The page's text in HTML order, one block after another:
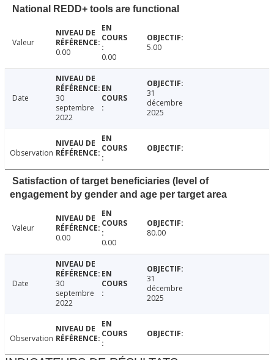
National REDD+ tools are functional
Valeur
0.00
0.00
5.00
Date
30
septembre
2022
31
décembre
2025
Observation
Satisfaction of target beneficiaries (level of
engagement by gender and age per target area
Valeur
0.00
0.00
80.00
Date
30
septembre
2022
31
décembre
2025
Observation